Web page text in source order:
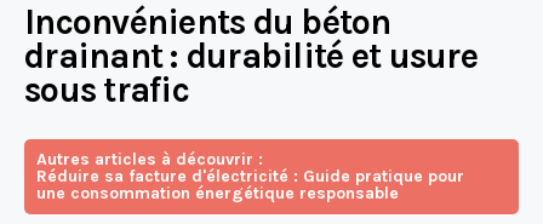
Inconvénients du béton
drainant : durabilité et usure
sous trafic
Autres articles à découvrir :
Réduire sa facture d'électricité : Guide pratique pour
une consommation énergétique responsable